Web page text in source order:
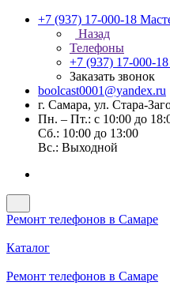
+7 (937) 17-000-18
Назад
Телефоны
+7 (937) 17-000-18
Заказать звонок
boolcast0001@yandex.ru
г. Самара, ул. Стара-
Пн. – Пт.: с 10:00 до
Сб.: 10:00 до 13:00
Вс.: Выходной
Ремонт телефонов в Самаре
Каталог
Ремонт телефонов в Самаре